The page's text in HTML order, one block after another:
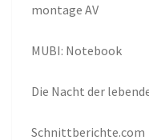
montage AV
MUBI: Notebook
Die Nacht der
Schnittberichte.com